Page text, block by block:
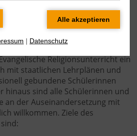
Jahr eingeschult oder wechselt
Familien, auf die dieses zutrifft?
nutzen und Ihnen die
zum Religionsunterricht
Religionsunterricht ein
mit staatlichen Lehrplänen und
gebundene Schülerinnen
hinaus sind alle Schülerinnen und
an der Auseinandersetzung mit
willkommen. Ziele des
| Datenschutz